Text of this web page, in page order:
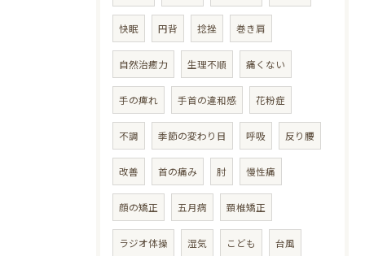
快眠 円背 捻挫 巻き肩
自然治癒力 生理不順 痛くない
手の痺れ 手首の違和感 花粉症
不調 季節の変わり目 呼吸 反り腰
改善 首の痛み 肘 慢性痛
顔の矯正 五月病 頚椎矯正
ラジオ体操 湿気 こども 台風